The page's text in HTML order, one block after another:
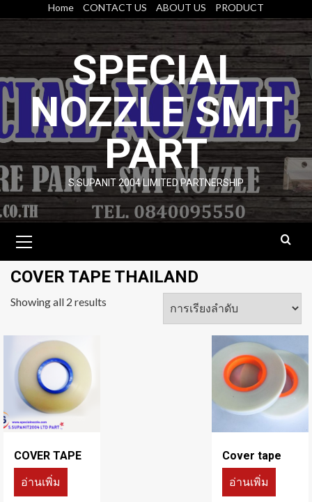
content
Home CONTACT US ABOUT US PRODUCT
SPECIAL
NOZZLE SMT
PART
S.SUPANIT 2004 LIMITED PARTNERSHIP
Menu
COVER TAPE THAILAND
Showing all 2 results
COVER TAPE
อ่านเพิ่ม
Cover tape
อ่านเพิ่ม